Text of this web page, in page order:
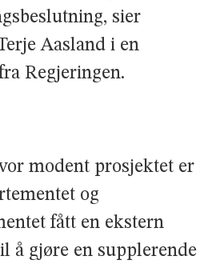
sier
Aasland i en
Regjeringen.
modent prosjektet er
og
fått en ekstern
å gjøre en supplerende